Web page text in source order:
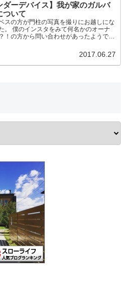
ダーデバイス】我が家のガルバ
ついて
スの方が門柱の写真を撮りにお越しにな
。 僕のインスタをみて何名かのオーナ
！の方から問い合わせがあったようで
を記載しておこうかと思います。 作りは
2017.06.27